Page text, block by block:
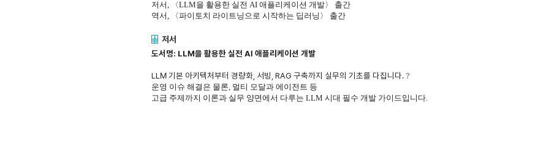
저서, 〈LLM을 활용한 실전 AI 애플리케이션 개발〉 출간
역서, 〈파이토치 라이트닝으로 시작하는 딥러닝〉 출간
저서
도서명: LLM을 활용한 실전 AI 애플리케이션 개발
LLM 기본 아키텍처부터 경량화, 서빙, RAG 구축까지 실무의 기초를 다집니다. ?
운영 이슈 해결은 물론, 멀티 모달과 에이전트 등
고급 주제까지 이론과 실무 양면에서 다루는 LLM 시대 필수 개발 가이드입니다.